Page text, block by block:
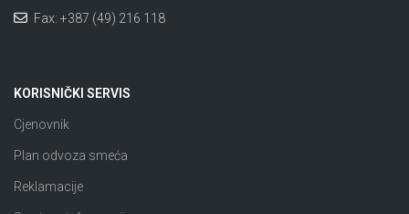
Fax: +387 (49) 216 118
KORISNIČKI SERVIS
Cjenovnik
Plan odvoza smeća
Reklamacije